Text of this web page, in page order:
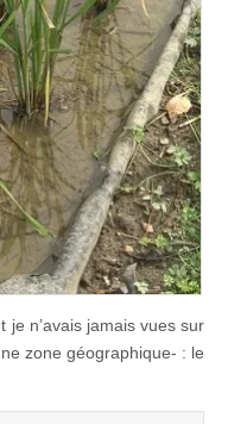
n’avais jamais vues sur
zone géographique- : le